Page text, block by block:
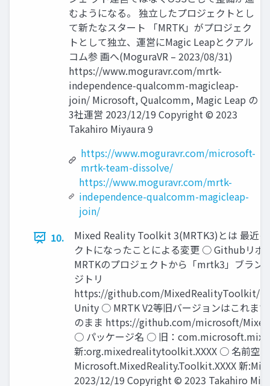
むようになる。 独立したプロジェクトとし
て新たなスタート 「MRTK」がプロジェク
トとして独立、運営にMagic Leapとクアル
コム参 画へ(MoguraVR – 2023/08/31)
https://www.moguravr.com/mrtk-
independence-qualcomm-magicleap-
join/ Microsoft, Qualcomm, Magic Leap の
3社運営 2023/12/19 Copyright © 2023
Takahiro Miyaura 9
https://www.moguravr.com/microsoft-
mrtk-team-dissolve/
https://www.moguravr.com/mrtk-
independence-qualcomm-magicleap-
join/
10.
Mixed Reality Toolkit 3(MRTK3)とは 最近
クトになったことによる変更 ○ Githubリポ
MRTKのプロジェクトから「mrtk3」ブラン
ジトリ
https://github.com/MixedRealityToolkit/
Unity ○ MRTK V2等旧バージョンはこれま
のまま https://github.com/microsoft/
○ パッケージ名 ○ 旧：
新:org.mixedrealitytoolkit.XXXX ○ 名前空
Microsoft.MixedReality.Toolkit.XXXX 新
2023/12/19 Copyright © 2023 Takahiro